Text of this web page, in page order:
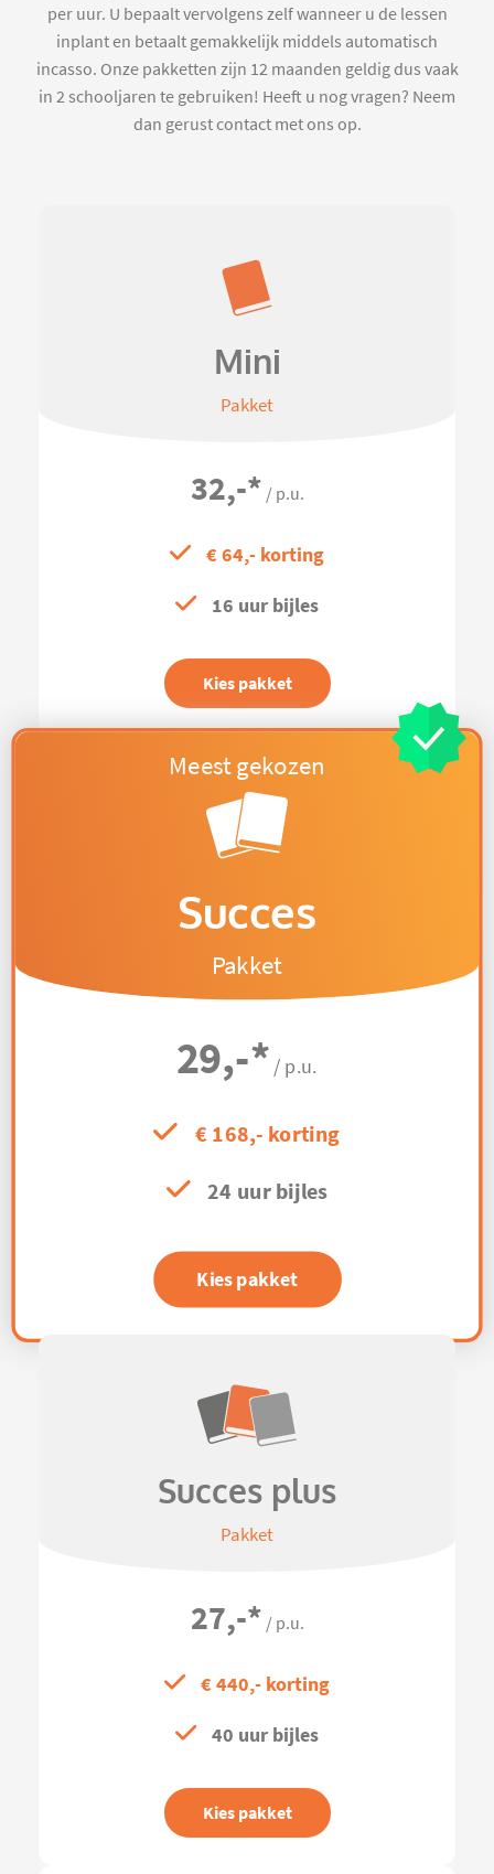
per uur. U bepaalt vervolgens zelf wanneer u de lessen
inplant en betaalt gemakkelijk middels automatisch
incasso. Onze pakketten zijn 12 maanden geldig dus vaak
in 2 schooljaren te gebruiken! Heeft u nog vragen? Neem
dan gerust contact met ons op.
Mini
Pakket
32,-* / p.u.
€ 64,- korting
16 uur bijles
Kies pakket
Succes
Pakket
29,-* / p.u.
€ 168,- korting
24 uur bijles
Kies pakket
Succes plus
Pakket
27,-* / p.u.
€ 440,- korting
40 uur bijles
Kies pakket